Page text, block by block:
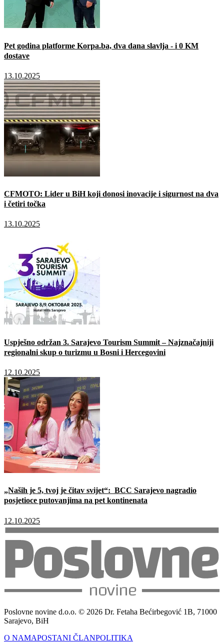
Pet godina platforme Korpa.ba, dva dana slavlja - i 0 KM
dostave
13.10.2025
CFMOTO: Lider u BiH koji donosi inovacije i sigurnost na dva
i četiri točka
13.10.2025
Uspješno održan 3. Sarajevo Tourism Summit – Najznačajniji
regionalni skup o turizmu u Bosni i Hercegovini
12.10.2025
„Naših je 5, tvoj je čitav svijet“: BCC Sarajevo nagradio
posjetioce putovanjima na pet kontinenata
12.10.2025
Poslovne novine d.o.o. © 2026 Dr. Fetaha Bećirbegović 1B, 71000
Sarajevo, BiH
O NAMAPOSTANI ČLANPOLITIKA